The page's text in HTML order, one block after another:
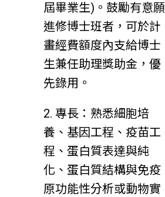
屆畢業生)。鼓勵有意願
進修博士班者，可於計
畫經費額度內支給博士
生兼任助理獎助金，優
先錄用。
2. 專長：熟悉細胞培
養、基因工程、疫苗工
程、蛋白質表達與純
化、蛋白質結構與免疫
原功能性分析或動物實